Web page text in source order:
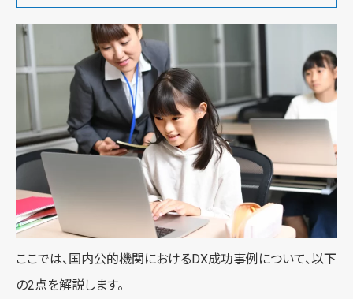
ここでは、国内公的機関におけるDX成功事例について、以下
の2点を解説します。